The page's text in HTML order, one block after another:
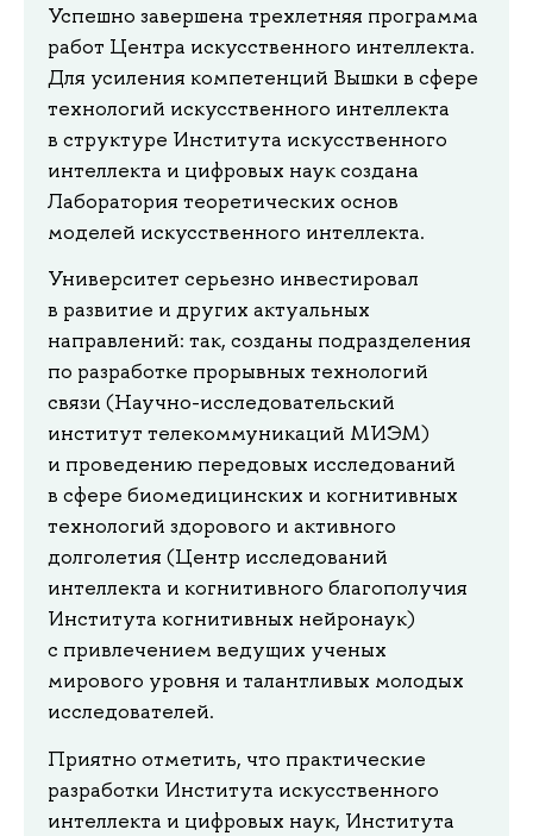
Успешно завершена трехлетняя программа
работ Центра искусственного интеллекта.
Для усиления компетенций Вышки в сфере
технологий искусственного интеллекта
в структуре Института искусственного
интеллекта и цифровых наук создана
Лаборатория теоретических основ
моделей искусственного интеллекта.
Университет серьезно инвестировал
в развитие и других актуальных
направлений: так, созданы подразделения
по разработке прорывных технологий
связи (Научно-исследовательский
институт телекоммуникаций МИЭМ)
и проведению передовых исследований
в сфере биомедицинских и когнитивных
технологий здорового и активного
долголетия (Центр исследований
интеллекта и когнитивного благополучия
Института когнитивных нейронаук)
с привлечением ведущих ученых
мирового уровня и талантливых молодых
исследователей.
Приятно отметить, что практические
разработки Института искусственного
интеллекта и цифровых наук, Института